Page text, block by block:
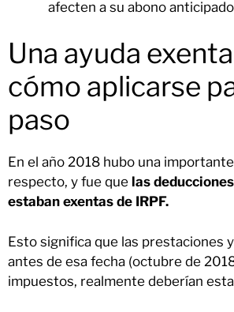
afecten a su abono
Una ayuda
cómo aplicarse
paso
En el año 2018 hubo una
respecto, y fue que las
estaban exentas de IRPF.
Esto significa que las prestaciones
antes de esa fecha (octubre de
impuestos, realmente deberían